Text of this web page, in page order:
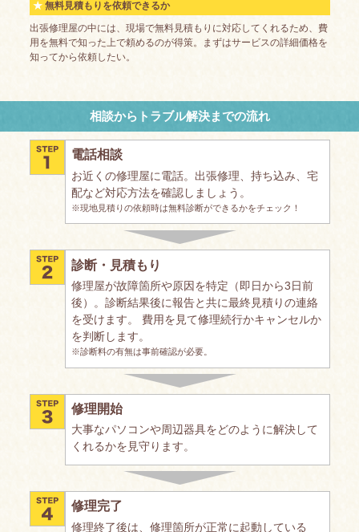
無料見積もりを依頼できるか
出張修理屋の中には、現場で無料見積もりに対応してくれるため、費
用を無料で知った上で頼めるのが得策。まずはサービスの詳細価格を
知ってから依頼したい。
相談からトラブル解決までの流れ
電話相談
お近くの修理屋に電話。出張修理、持ち込み、宅
配など対応方法を確認しましょう。
※現地見積りの依頼時は無料診断ができるかをチェック！
診断・見積もり
修理屋が故障箇所や原因を特定（即日から3日前
後）。診断結果後に報告と共に最終見積りの連絡
を受けます。 費用を見て修理続行かキャンセルか
を判断します。
※診断料の有無は事前確認が必要。
修理開始
大事なパソコンや周辺器具をどのように解決して
くれるかを見守ります。
修理完了
修理終了後は、修理箇所が正常に起動している